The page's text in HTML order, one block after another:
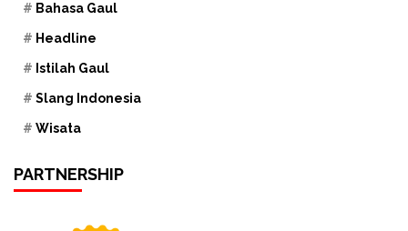
Bahasa Gaul
Headline
Istilah Gaul
Slang Indonesia
Wisata
PARTNERSHIP